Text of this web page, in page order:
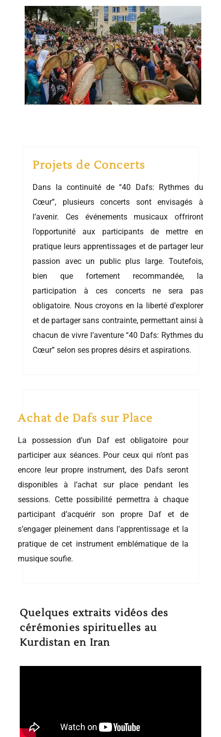
Projets de Concerts
Dans la continuité de “40 Dafs: Rythmes du
Cœur”, plusieurs concerts sont envisagés à
l’avenir. Ces événements musicaux offriront
l’opportunité aux participants de mettre en
pratique leurs apprentissages et de partager leur
passion avec un public plus large. Toutefois,
bien que fortement recommandée, la
participation à ces concerts ne sera pas
obligatoire. Nous croyons en la liberté d’explorer
et de partager sans contrainte, permettant ainsi à
chacun de vivre l’aventure “40 Dafs: Rythmes du
Cœur” selon ses propres désirs et aspirations.
Achat de Dafs sur Place
La possession d’un Daf est obligatoire pour
participer aux séances. Pour ceux qui n’ont pas
encore leur propre instrument, des Dafs seront
disponibles à l’achat sur place pendant les
sessions. Cette possibilité permettra à chaque
participant d’acquérir son propre Daf et de
s’engager pleinement dans l’apprentissage et la
pratique de cet instrument emblématique de la
musique soufie.
Quelques extraits vidéos des
cérémonies spirituelles au
Kurdistan en Iran